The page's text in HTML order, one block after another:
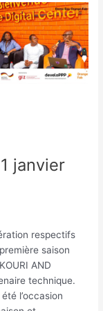
janvier
respectifs
saison
AND
technique.
l’occasion